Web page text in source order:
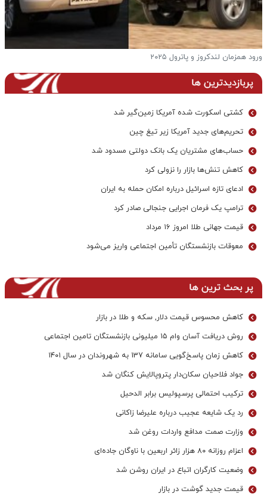
ورود همزمان لندکروز و پاترول ۲۰۲۵
پربازدیدترین ها
کشتی اسکورت شده آمریکا زمین‌گیر شد
تحریم‌های جدید آمریکا زیر تیغ چین
حساب‌های مشتریان یک بانک‌ دولتی مسدود شد
کاهش تنش‌ها بازار را نزولی کرد
ادعای تازه اسرائیل درباره امکان حمله به ایران
ترامپ یک فرمان اجرایی جنجالی صادر کرد
قیمت جهانی طلا امروز ۱۶ مرداد
معوقات بازنشستگان تأمین اجتماعی واریز می‌شود
پر بحث ترین ها
کاهش محسوس قیمت دلار, سکه و طلا در بازار
روش دریافت آسان وام ۱۵ میلیونی بازنشستگان تامین اجتماعی
کاهش زمان پاسخ‌گویی سامانه 137 به شهروندان در سال ۱۴۰۱
جواد فلاحیان سکان‌دار پتروپالایش کنگان شد
ترکیب احتمالی پرسپولیس برابر الدحیل
رد یک شایعه عجیب درباره علیرضا زاکانی
وزارت صمت مدافع واردات روغن شد
اعزام روزانه ۸۰ هزار زائر اربعین با ناوگان جاده‌ای
وضعیت کارگران اتباع در ایران روشن شد
قیمت جدید گوشت در بازار